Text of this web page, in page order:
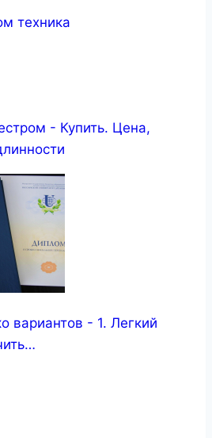
техника
- Купить. Цена,
вариантов - 1. Легкий